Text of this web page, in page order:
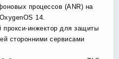
процессов (ANR) на
14.
инжектор для защиты
сторонними сервисами